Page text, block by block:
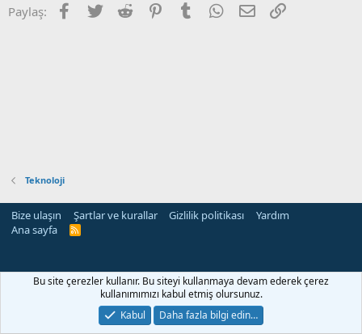
Paylaş: Facebook
Twitter Reddit PinterestTumblr WhatsApp
E-posta
Teknoloji
Bize ulaşın Şartlar ve kurallar Gizlilik politikası
Yardım
Ana sayfa
R
Bu site çerezler kullanır. Bu siteyi kullanmaya devam ederek çerez
kullanımımızı kabul etmiş olursunuz.
Kabul
Daha fazla bilgi edin…